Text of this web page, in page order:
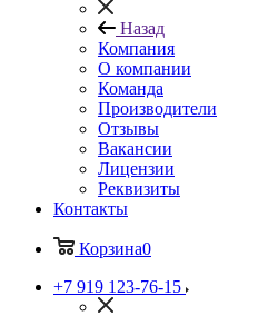
Назад
Компания
О компании
Команда
Производители
Отзывы
Вакансии
Лицензии
Реквизиты
Контакты
Корзина0
+7 919 123-76-15